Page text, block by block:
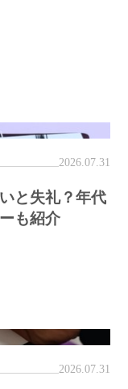
2026.07.31
と失礼？年代
も紹介
2026.07.31